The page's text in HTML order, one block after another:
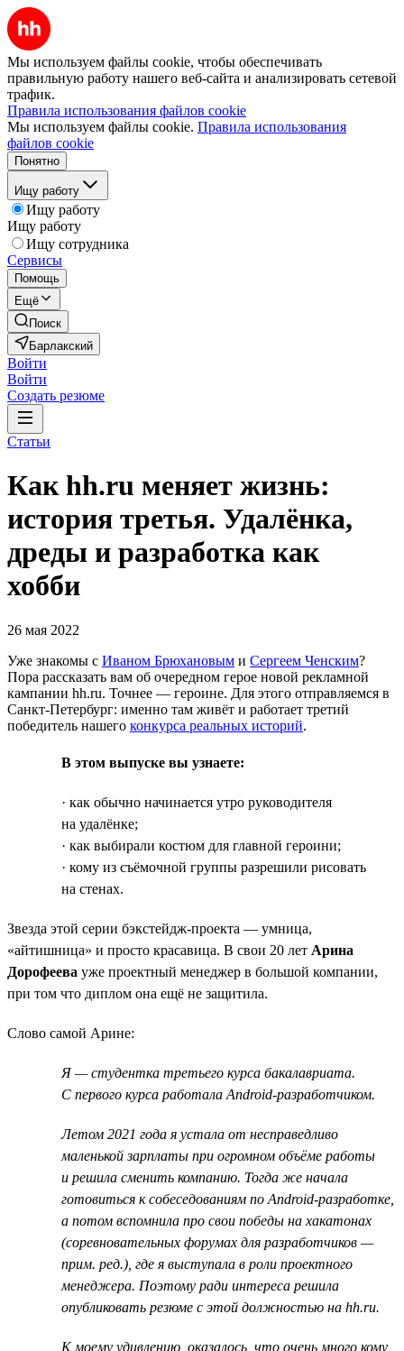
Мы используем файлы cookie, чтобы обеспечивать
правильную работу нашего веб-сайта и анализировать сетевой
трафик.
Правила использования файлов cookie
Мы используем файлы cookie. Правила использования
файлов cookie
Понятно
Ищу работу
Ищу работу
Ищу работу
Ищу сотрудника
Сервисы
Помощь
Ещё
Поиск
Барлакский
Войти
Войти
Создать резюме
Статьи
Как hh.ru меняет жизнь:
история третья. Удалёнка,
дреды и разработка как
хобби
26 мая 2022
Уже знакомы с Иваном Брюхановым и Сергеем Ченским?
Пора рассказать вам об очередном герое новой рекламной
кампании hh.ru. Точнее — героине. Для этого отправляемся в
Санкт-Петербург: именно там живёт и работает третий
победитель нашего конкурса реальных историй.
В этом выпуске вы узнаете:
· как обычно начинается утро руководителя
на удалёнке;
· как выбирали костюм для главной героини;
· кому из съёмочной группы разрешили рисовать
на стенах.
Звезда этой серии бэкстейдж-проекта — умница,
«айтишница» и просто красавица. В свои 20 лет Арина
Дорофеева уже проектный менеджер в большой компании,
при том что диплом она ещё не защитила.
Слово самой Арине:
Я — студентка третьего курса бакалавриата.
С первого курса работала Android-разработчиком.
Летом 2021 года я устала от несправедливо
маленькой зарплаты при огромном объёме работы
и решила сменить компанию. Тогда же начала
готовиться к собеседованиям по Android-разработке,
а потом вспомнила про свои победы на хакатонах
(соревновательных форумах для разработчиков —
прим. ред.), где я выступала в роли проектного
менеджера. Поэтому ради интереса решила
опубликовать резюме с этой должностью на hh.ru.
К моему удивлению, оказалось, что очень много кому